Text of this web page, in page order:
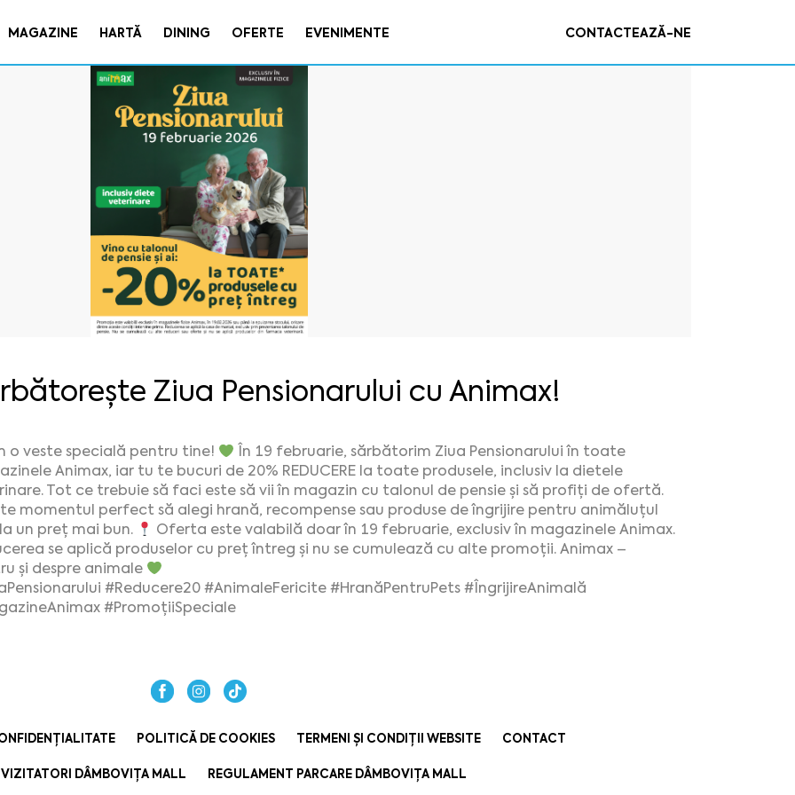
MAGAZINE HARTĂ DINING OFERTE EVENIMENTE CONTACTEAZĂ-NE
Ziua Pensionarului cu Animax!
o veste specială pentru tine!
În 19 februarie, sărbătorim Ziua Pensionarului în toate
Animax, iar tu te bucuri de 20% REDUCERE la toate produsele, inclusiv la dietele
Tot ce trebuie să faci este să vii în magazin cu talonul de pensie și să profiți de ofertă.
momentul perfect să alegi hrană, recompense sau produse de îngrijire pentru animăluțul
un preț mai bun.
Oferta este valabilă doar în 19 februarie, exclusiv în magazinele Animax.
se aplică produselor cu preț întreg și nu se cumulează cu alte promoții. Animax –
și despre animale
#Reducere20 #AnimaleFericite #HranăPentruPets #ÎngrijireAnimală
#PromoțiiSpeciale
POLITICĂ DE COOKIES TERMENI ȘI CONDIȚII WEBSITE CONTACT
DÂMBOVIȚA MALL REGULAMENT PARCARE DÂMBOVIȚA MALL